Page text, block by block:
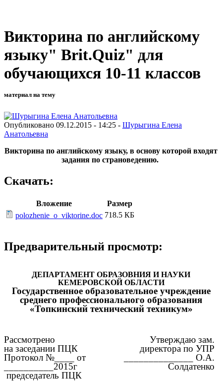
Викторина по английскому
языку" Brit.Quiz" для
обучающихся 10-11 классов
материал на тему
Опубликовано 09.12.2015 - 14:25 - Шурыгина Елена
Анатольевна
Викторина по английскому языку, в основу которой входят
задания по страноведению.
Скачать:
Вложение
Размер
polozhenie_o_viktorine.doc 718.5 КБ
Предварительный просмотр:
ДЕПАРТАМЕНТ ОБРАЗОВНИЯ И НАУКИ
КЕМЕРОВСКОЙ ОБЛАСТИ
Государственное образовательное учреждение
среднего профессионального образования
«Топкинский технический техникум»
Рассмотрено
на заседании ПЦК
Протокол №____ от
__________2015г
председатель ПЦК
Утверждаю зам.
директора по УПР
______________ О.А.
Солдатенко